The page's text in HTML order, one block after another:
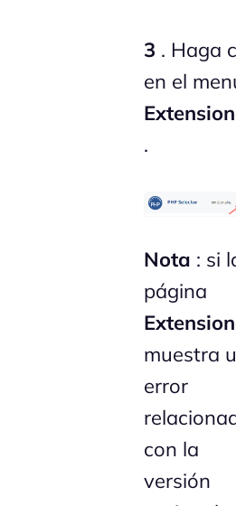
3 . Haga
en el
.
Nota : si
página
muestra
error
con la
versión